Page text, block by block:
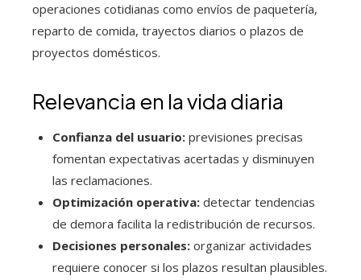
operaciones cotidianas como envíos de paquetería,
reparto de comida, trayectos diarios o plazos de
proyectos domésticos.
Relevancia en la vida diaria
Confianza del usuario: previsiones precisas
fomentan expectativas acertadas y disminuyen
las reclamaciones.
Optimización operativa: detectar tendencias
de demora facilita la redistribución de recursos.
Decisiones personales: organizar actividades
requiere conocer si los plazos resultan plausibles.